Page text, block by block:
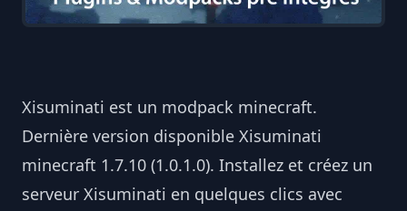
Xisuminati est un modpack minecraft.
Dernière version disponible Xisuminati
minecraft 1.7.10 (1.0.1.0). Installez et créez un
serveur Xisuminati en quelques clics avec